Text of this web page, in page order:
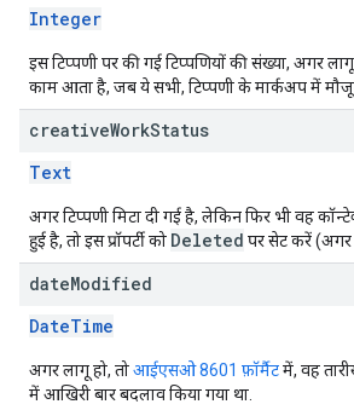
Integer
इस टिप्पणी पर की गई टिप्पणियों की संख्या, अगर
काम आता है, जब ये सभी, टिप्पणी के मार्कअप में
creativeWorkStatus
Text
अगर टिप्पणी मिटा दी गई है, लेकिन फिर भी वह
हुई है, तो इस प्रॉपर्टी को Deleted पर सेट करें (अगर
dateModified
DateTime
अगर लागू हो, तोआईएसओ 8601 फ़ॉर्मैटमें, वह
में आखिरी बार बदलाव किया गया था.